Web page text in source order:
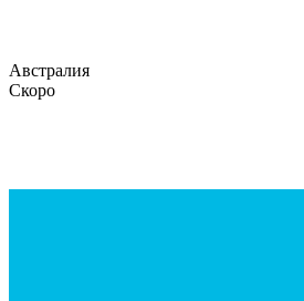
Австралия
Скоро